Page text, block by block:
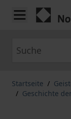
Zum Inhalt springen
Startseite /
/ Geschichte